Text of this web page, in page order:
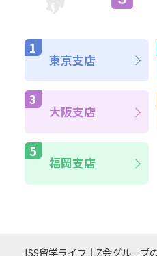
東京支店
大阪支店
福岡支店
ISS留学ライフ｜Z会グループ